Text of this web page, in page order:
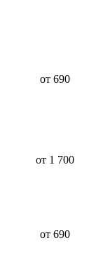
от 690
от 1 700
от 690